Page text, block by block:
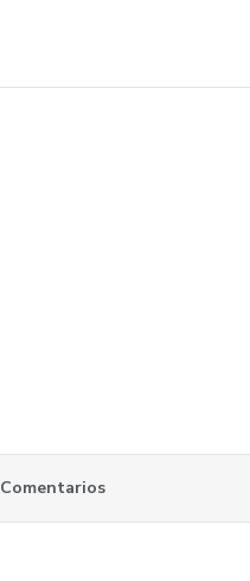
Comentarios